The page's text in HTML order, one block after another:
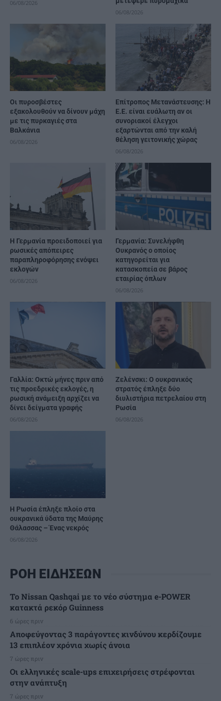
06/08/2026
06/08/2026
Οι πυροσβέστες
εξακολουθούν να δίνουν μάχη
με τις πυρκαγιές στα
Βαλκάνια
06/08/2026
Επίτροπος Μετανάστευσης: Η
Ε.Ε. είναι ευάλωτη αν οι
συνοριακοί έλεγχοι
εξαρτώνται από την καλή
θέληση γειτονικής χώρας
06/08/2026
Η Γερμανία προειδοποιεί για
ρωσικές απόπειρες
παραπληροφόρησης ενόψει
εκλογών
06/08/2026
Γερμανία: Συνελήφθη
Ουκρανός ο οποίος
κατηγορείται για
κατασκοπεία σε βάρος
εταιρίας όπλων
06/08/2026
Γαλλία: Οκτώ μήνες πριν από
τις προεδρικές εκλογές, η
ρωσική ανάμειξη αρχίζει να
δίνει δείγματα γραφής
06/08/2026
Ζελένσκι: Ο ουκρανικός
στρατός έπληξε δύο
διυλιστήρια πετρελαίου στη
Ρωσία
06/08/2026
Η Ρωσία έπληξε πλοίο στα
ουκρανικά ύδατα της Μαύρης
Θάλασσας – Ένας νεκρός
06/08/2026
ΡΟΗ ΕΙΔΗΣΕΩΝ
Το Nissan Qashqai με το νέο σύστημα e-POWER
κατακτά ρεκόρ Guinness
6 ώρες πριν
Αποφεύγοντας 3 παράγοντες κινδύνου κερδίζουμε
13 επιπλέον χρόνια χωρίς άνοια
7 ώρες πριν
Οι ελληνικές scale-ups επιχειρήσεις στρέφονται
στην ανάπτυξη
7 ώρες πριν